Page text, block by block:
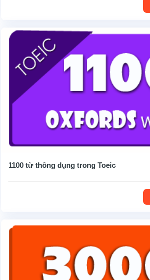
1100 từ thông dụng trong Toeic